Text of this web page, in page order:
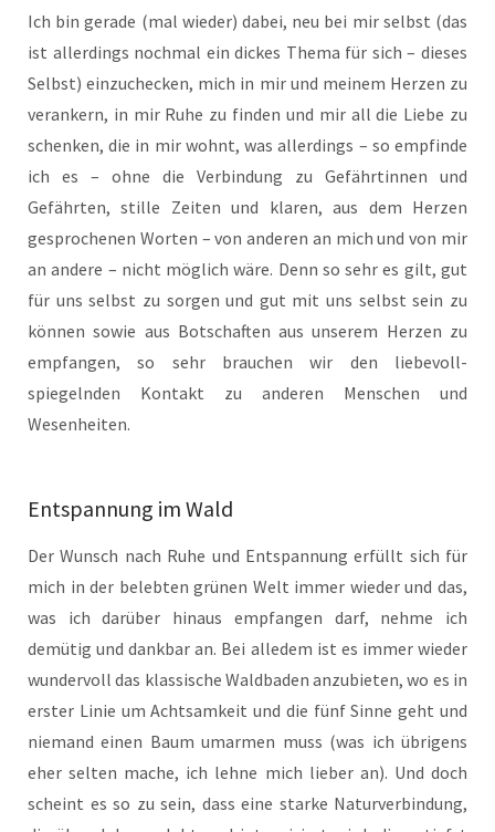
Ich bin gerade (mal wieder) dabei, neu bei mir selbst (das
ist allerdings nochmal ein dickes Thema für sich – dieses
Selbst) einzuchecken, mich in mir und meinem Herzen zu
verankern, in mir Ruhe zu finden und mir all die Liebe zu
schenken, die in mir wohnt, was allerdings – so empfinde
ich es – ohne die Verbindung zu Gefährtinnen und
Gefährten, stille Zeiten und klaren, aus dem Herzen
gesprochenen Worten – von anderen an mich und von mir
an andere – nicht möglich wäre. Denn so sehr es gilt, gut
für uns selbst zu sorgen und gut mit uns selbst sein zu
können sowie aus Botschaften aus unserem Herzen zu
empfangen, so sehr brauchen wir den liebevoll-
spiegelnden Kontakt zu anderen Menschen und
Wesenheiten.
Entspannung im Wald
Der Wunsch nach Ruhe und Entspannung erfüllt sich für
mich in der belebten grünen Welt immer wieder und das,
was ich darüber hinaus empfangen darf, nehme ich
demütig und dankbar an. Bei alledem ist es immer wieder
wundervoll das klassische Waldbaden anzubieten, wo es in
erster Linie um Achtsamkeit und die fünf Sinne geht und
niemand einen Baum umarmen muss (was ich übrigens
eher selten mache, ich lehne mich lieber an). Und doch
scheint es so zu sein, dass eine starke Naturverbindung,